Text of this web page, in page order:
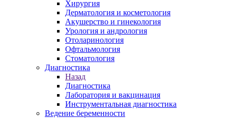
Хирургия
Дерматология и косметология
Акушерство и гинекология
Урология и андрология
Отоларинология
Офтальмология
Стоматология
Диагностика
Назад
Диагностика
Лаборатория и вакцинация
Инструментальная диагностика
Ведение беременности